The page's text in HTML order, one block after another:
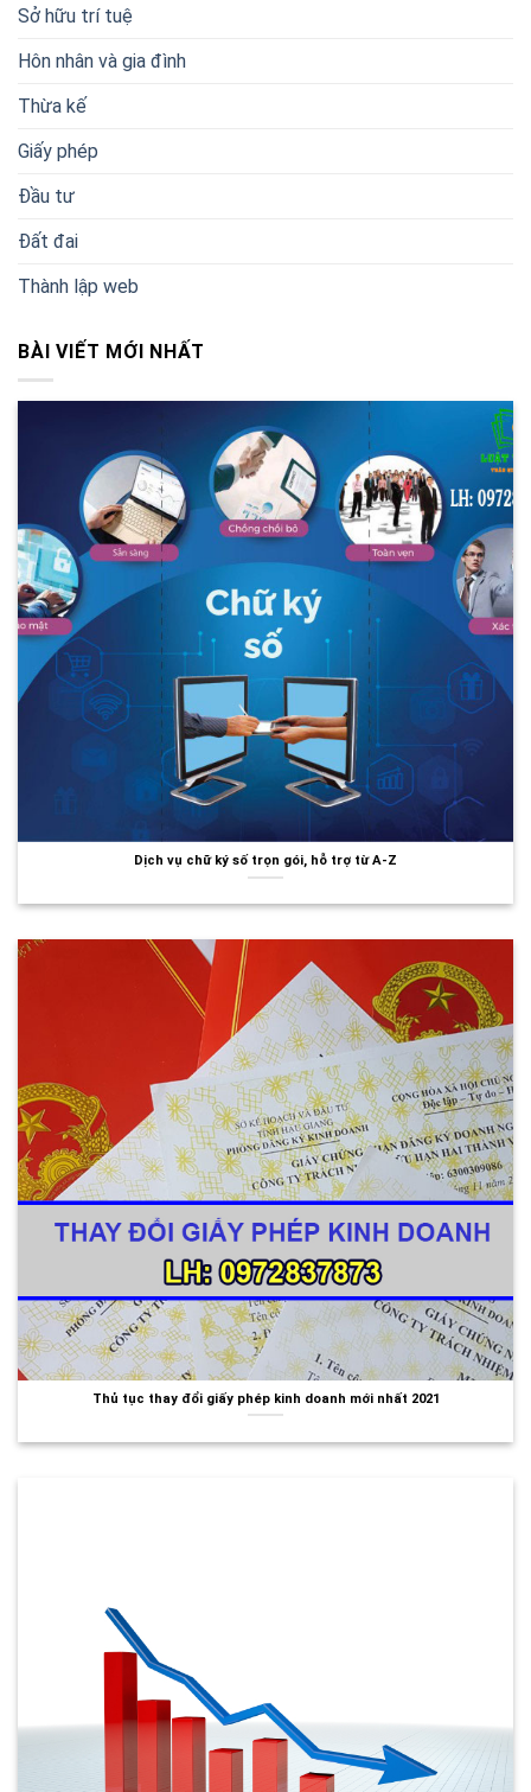
Sở hữu trí tuệ
Hôn nhân và gia đình
Thừa kế
Giấy phép
Đầu tư
Đất đai
Thành lập web
BÀI VIẾT MỚI NHẤT
Dịch vụ chữ ký số trọn gói, hỗ trợ từ A-Z
Thủ tục thay đổi giấy phép kinh doanh mới nhất 2021